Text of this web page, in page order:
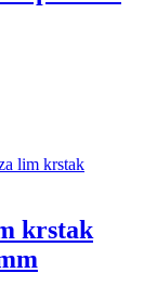
lim krstak
krstak